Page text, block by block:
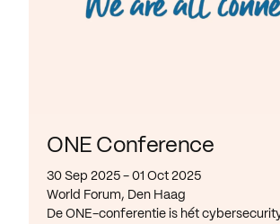
ONE Conference
30 Sep 2025 - 01 Oct 2025
World Forum, Den Haag
De ONE-conferentie is hét